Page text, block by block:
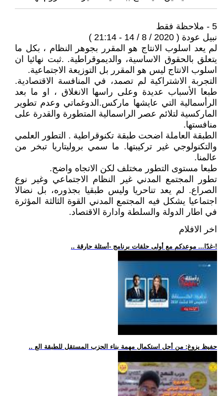
5 - ملاحظة فقط
نبيل عودة ( 2020 / 8 / 14 - 21:14 )
لم يعد اسلوب الانتاج هو المقرر بجوهر النظام ، بكل ما
يتعلق بالحقوق الاساسية، والديموقراطية. .ثبت نهائيا ان
اسلوب الانتاج ليس هو المقرر بل التوزيعة الاجتماعية.
التجربة الاشتراكية لم تصمد، في المنافسة الاقتصادية.
طبعا الأسباب عديدة وعلى راسها الانغلاق ، او ما بعد
الرأسمالية التي عايشها ماركس.الدوغماتي وعدم تطوير
الماركسية لتلائم عصر الراسمالية المتطورة والقدرة على
منافستها.
الطبقة العاملة اضحت طبقة تكنوقراطية . التطور العلمي
والتكنولوجي غير تركيبتها. ما سمي بروليتاريا تبخر من
عالمنا.
طبعا مستوى التطور مختلف لكن الاتجاه واضح.
تطور المجتمع المدني غير النظام الاجتماعي وغير نوع
الصراع. لم يعد تناحريا وليس طبقيا بجذوره، بل نضالا
اجتماعيا يشكل فيه المجتمع المدني القوة الثالثة المؤثرة
في اطار الدولة والسلطة وادارة الاقتصاد.
اخر الافلام
.. غدًا... موعدكم مع أولى حلقات برنامج -أسئلة حارقة-!
.. حفيظ يزوغ: من أجل استكمال مهمة بناء الحزب المستقل للطبقة الع